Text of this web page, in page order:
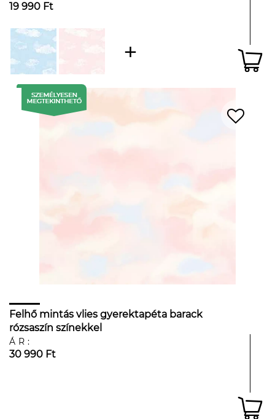
19 990 Ft
Felhő mintás vlies gyerektapéta barack
rózsaszín színekkel
ÁR:
30 990 Ft